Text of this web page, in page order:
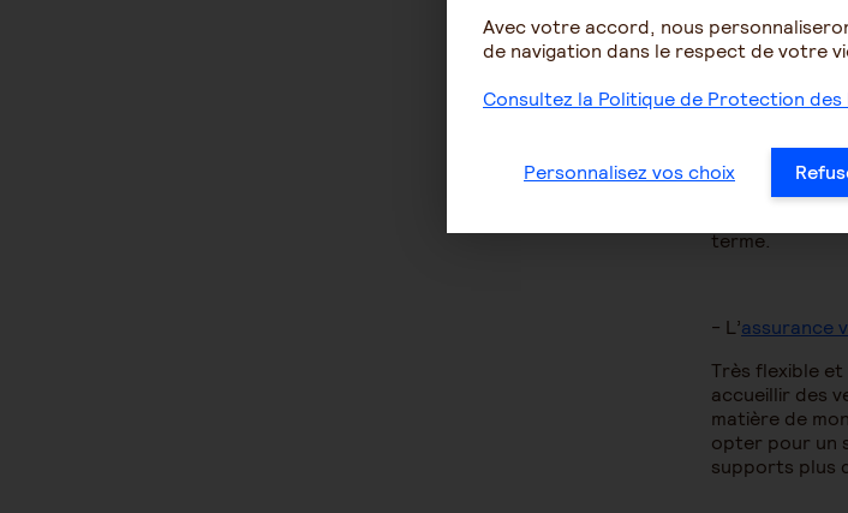
Où
Un livret
votre
d’investir sur
terme.
- L’assurance
Très flexible et
accueillir des
matière de
opter pour un
supports plus
Avec votre accord, nous
de navigation dans le respect de votre
Consultez la Politique de Protection des
Personnalisez vos choix